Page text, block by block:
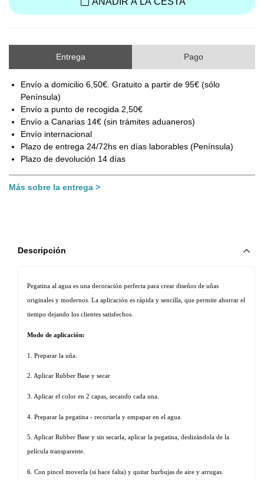
Entrega Pago
Envío a domicilio 6,50€. Gratuito a partir de 95€ (sólo
Península)
Envío a punto de recogida 2,50€
Envío a Canarias 14€ (sin trámites aduaneros)
Envío internacional
Plazo de entrega 24/72hs en días laborables (Península)
Plazo de devolución 14 días
Más sobre la entrega
Descripción
Pegatina al agua es una decoración perfecta para crear diseños de uñas
originales y modernos. La aplicación es rápida y sencilla, que permite ahorrar el
tiempo dejando los clientes satisfechos.
Modo de aplicación:
1. Preparar la uña.
2. Aplicar Rubber Base y secar
3. Aplicar el color en 2 capas, secando cada una.
4. Preparar la pegatina - recortarla y empapar en el agua.
5. Aplicar Rubber Base y sin secarla, aplicar la pegatina, deslizándola de la
película transparente.
6. Con pincel moverla (si hace falta) y quitar burbujas de aire y arrugas.